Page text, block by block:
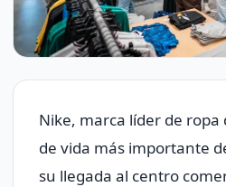
Nike, marca líder de
de vida más importante
su llegada al centro